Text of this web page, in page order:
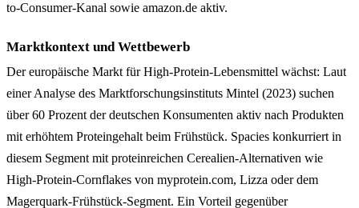
to-Consumer-Kanal sowie amazon.de aktiv.
Marktkontext und Wettbewerb
Der europäische Markt für High-Protein-Lebensmittel wächst: Laut
einer Analyse des Marktforschungsinstituts Mintel (2023) suchen
über 60 Prozent der deutschen Konsumenten aktiv nach Produkten
mit erhöhtem Proteingehalt beim Frühstück. Spacies konkurriert in
diesem Segment mit proteinreichen Cerealien-Alternativen wie
High-Protein-Cornflakes von myprotein.com, Lizza oder dem
Magerquark-Frühstück-Segment. Ein Vorteil gegenüber